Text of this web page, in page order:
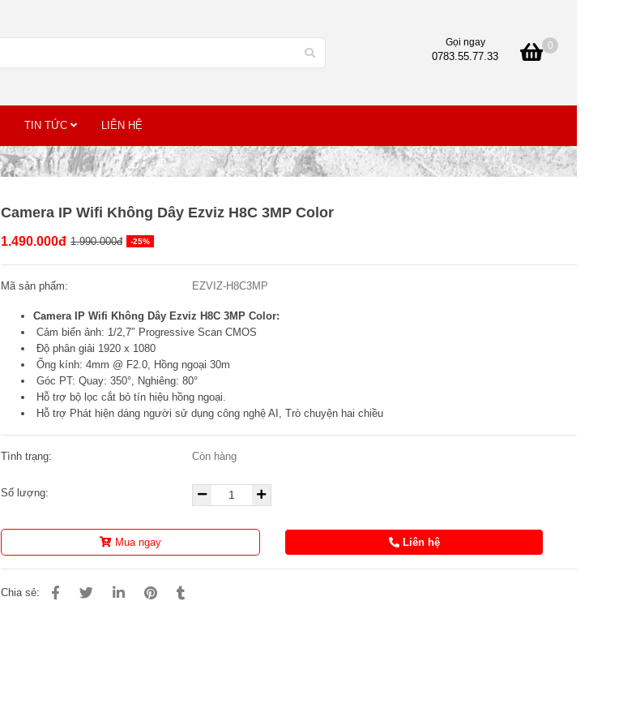
Gọi ngay
0783.55.77.33
0
TIN TỨC LIÊN HỆ
Camera IP Wifi Không Dây Ezviz H8C 3MP Color
1.490.000đ 1.990.000đ -25%
Mã sản phẩm: EZVIZ-H8C3MP
Camera IP Wifi Không Dây Ezviz H8C 3MP Color:
Cảm biến ảnh: 1/2,7″ Progressive Scan CMOS
Độ phân giải 1920 x 1080
Ống kính: 4mm @ F2.0, Hồng ngoại 30m
Góc PT: Quay: 350°, Nghiêng: 80°
Hỗ trợ bộ lọc cắt bỏ tín hiệu hồng ngoại.
Hỗ trợ Phát hiện dáng người sử dụng công nghệ AI, Trò chuyện hai chiều
Tình trạng: Còn hàng
Số lượng:
Mua ngay Liên hệ
Chia sẻ: